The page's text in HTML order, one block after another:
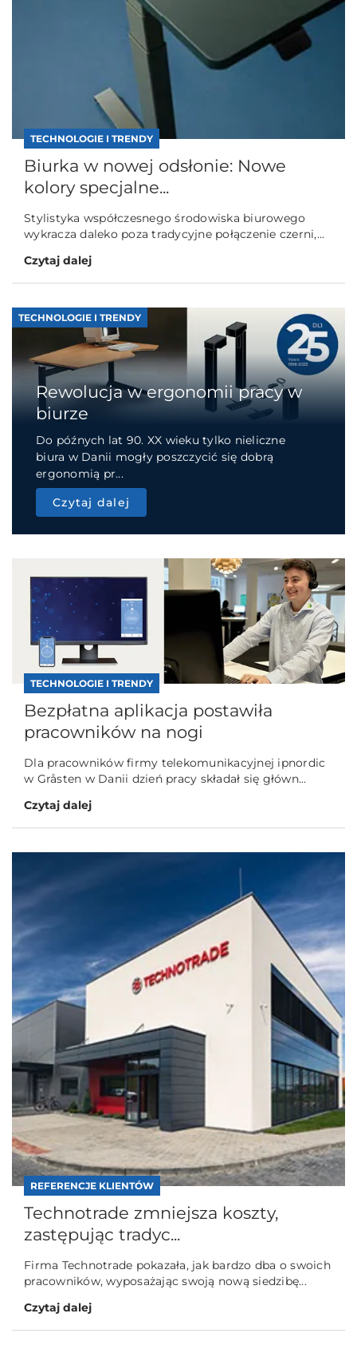
TECHNOLOGIE I TRENDY
Biurka w nowej odsłonie: Nowe
kolory specjalne...
Stylistyka współczesnego środowiska biurowego
wykracza daleko poza tradycyjne połączenie czerni,...
Czytaj dalej
TECHNOLOGIE I TRENDY
Rewolucja w ergonomii pracy w
biurze
Do późnych lat 90. XX wieku tylko nieliczne
biura w Danii mogły poszczycić się dobrą
ergonomią pr...
Czytaj dalej
TECHNOLOGIE I TRENDY
Bezpłatna aplikacja postawiła
pracowników na nogi
Dla pracowników firmy telekomunikacyjnej ipnordic
w Gråsten w Danii dzień pracy składał się główn...
Czytaj dalej
REFERENCJE KLIENTÓW
Technotrade zmniejsza koszty,
zastępując tradyc...
Firma Technotrade pokazała, jak bardzo dba o swoich
pracowników, wyposażając swoją nową siedzibę...
Czytaj dalej